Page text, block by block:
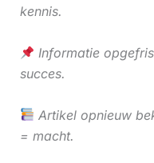
kennis.
Informatie
succes.
Artikel opnieuw
= macht.